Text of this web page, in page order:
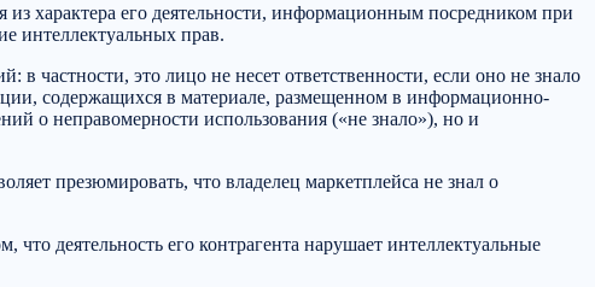
характера его деятельности, информационным посредником при
интеллектуальных прав.
частности, это лицо не несет ответственности, если оно не знало
содержащихся в материале, размещенном в информационно-
о неправомерности использования («не знало»), но и
презюмировать, что владелец маркетплейса не знал о
деятельность его контрагента нарушает интеллектуальные